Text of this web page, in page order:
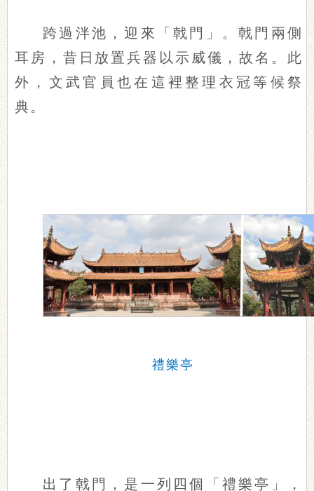
跨過泮池，迎來「戟門」。戟門兩側
耳房，昔日放置兵器以示威儀，故名。此
外，文武官員也在這裡整理衣冠等候祭
典。
禮樂亭
出了戟門，是一列四個「禮樂亭」，